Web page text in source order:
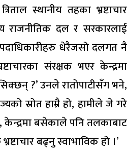
स्थानीय तहका भ्रष्टाचार
दल र सरकारलाई
धेरैजसो दलगत नै
संरक्षक भएर केन्द्रमा
?’ उनले रातोपाटीसँग भने,
स्रोत हाम्रै हो, हामीले जे गरे
केन्द्रमा बसेकाले पनि तलकाबाट
बढ्नु स्वाभाविक हो ।’